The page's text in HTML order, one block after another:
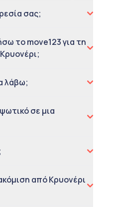
σας;
το move123 για τη
λάβω;
σε μια
από Κρυονέρι